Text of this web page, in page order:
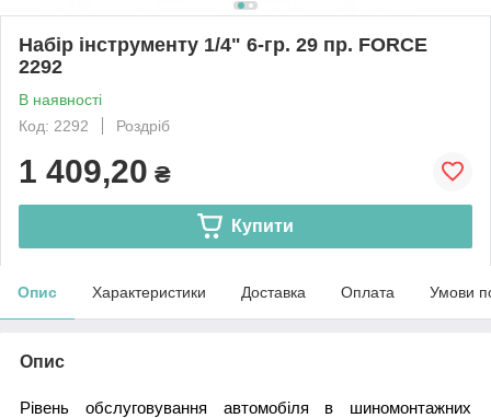
Набір інструменту 1/4" 6-гр. 29 пр. FORCE
2292
В наявності
Код: 2292
Роздріб
1 409,20 ₴
Купити
Опис Характеристики Доставка Оплата Умови
Опис
Рівень обслуговування автомобіля в шиномонтажних